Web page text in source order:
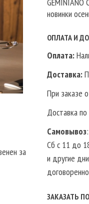
новинки
ОПЛАТА И
Оплата:
Доставка:
При заказе
Доставка
Самовывоз
Сб с 11 до
и другие
ЗАКАЗАТЬ
за